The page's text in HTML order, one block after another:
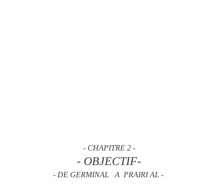
- CHAPITRE 2 -
- OBJECTIF-
- DE GERMINAL A PRAIRI AL -